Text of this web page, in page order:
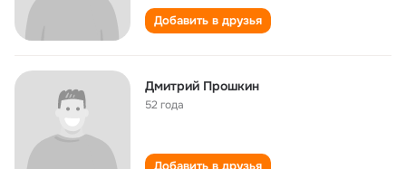
Добавить в друзья
Дмитрий Прошкин
52 года
Добавить в друзья